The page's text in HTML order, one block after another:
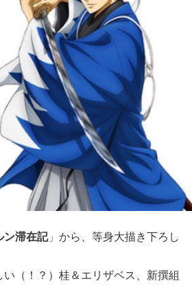
ン滞在記」から、等身大描き下ろし
（！？）桂＆エリザベス、新撰組